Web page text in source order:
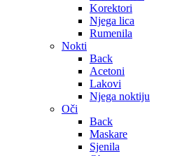
Korektori
Njega lica
Rumenila
Nokti
Back
Acetoni
Lakovi
Njega noktiju
Oči
Back
Maskare
Sjenila